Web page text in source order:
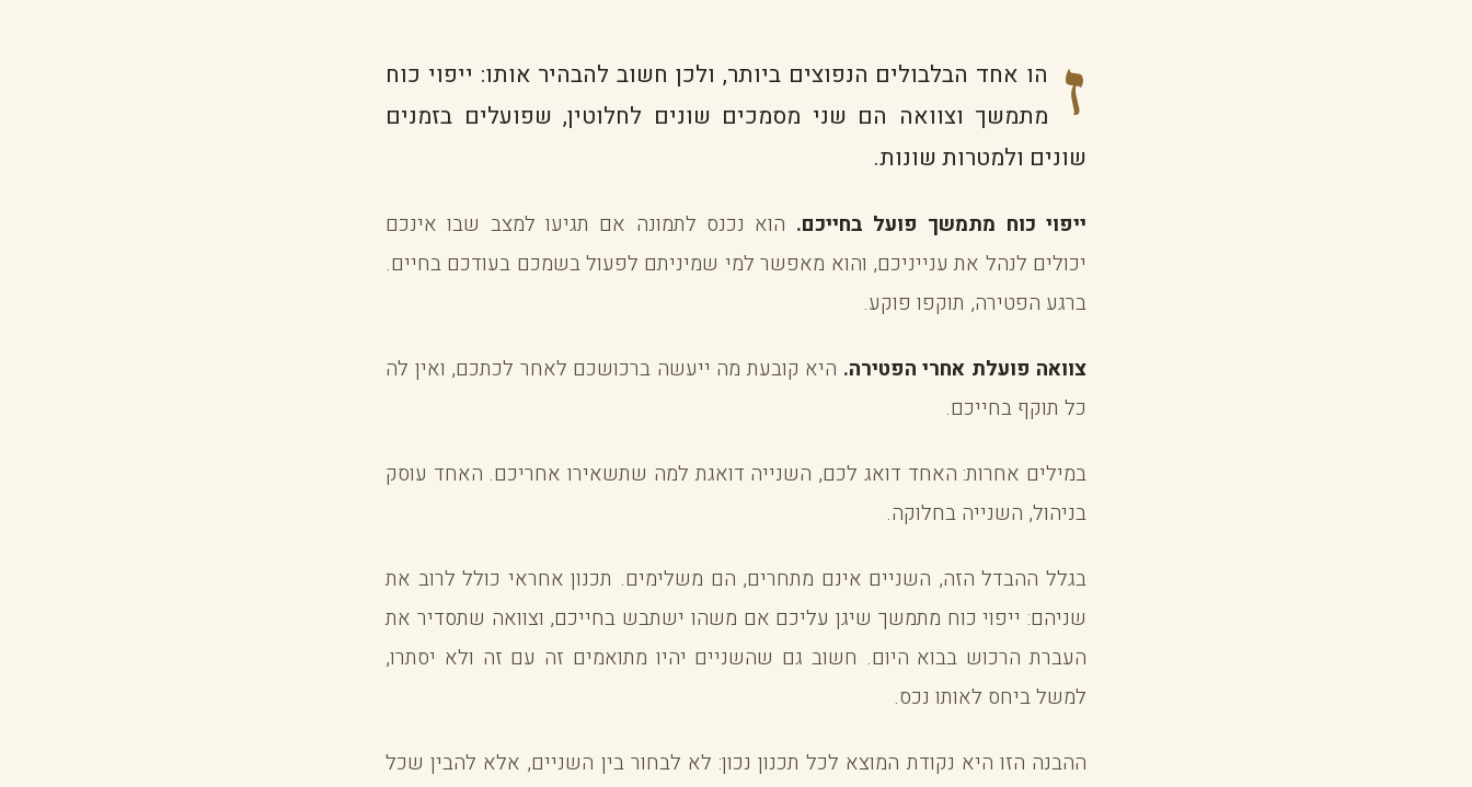
ז הו אחד הבלבולים הנפוצים ביותר, ולכן חשוב להבהיר אותו: ייפוי כוח
מתמשך וצוואה הם שני מסמכים שונים לחלוטין, שפועלים בזמנים
שונים ולמטרות שונות.
ייפוי כוח מתמשך פועל בחייכם. הוא נכנס לתמונה אם תגיעו למצב שבו אינכם
יכולים לנהל את ענייניכם, והוא מאפשר למי שמיניתם לפעול בשמכם בעודכם בחיים.
ברגע הפטירה, תוקפו פוקע.
צוואה פועלת אחרי הפטירה. היא קובעת מה ייעשה ברכושכם לאחר לכתכם, ואין לה
כל תוקף בחייכם.
במילים אחרות: האחד דואג לכם, השנייה דואגת למה שתשאירו אחריכם. האחד עוסק
בניהול, השנייה בחלוקה.
בגלל ההבדל הזה, השניים אינם מתחרים, הם משלימים. תכנון אחראי כולל לרוב את
שניהם: ייפוי כוח מתמשך שיגן עליכם אם משהו ישתבש בחייכם, וצוואה שתסדיר את
העברת הרכוש בבוא היום. חשוב גם שהשניים יהיו מתואמים זה עם זה ולא יסתרו,
למשל ביחס לאותו נכס.
ההבנה הזו היא נקודת המוצא לכל תכנון נכון: לא לבחור בין השניים, אלא להבין שכל